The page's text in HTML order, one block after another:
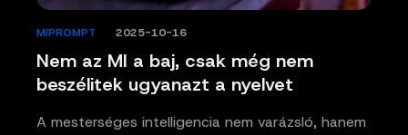
Nem az MI a baj, csak még nem
beszélitek ugyanazt a nyelvet
MIPROMPT 2025-10-16
A mesterséges intelligencia nem varázsló, hanem